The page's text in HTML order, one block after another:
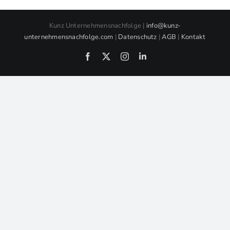
Kunz Unternehmensnachfolge | info@kunz-
unternehmensnachfolge.com | Datenschutz |AGB | Kontakt
Facebook InstagramLinkedIn